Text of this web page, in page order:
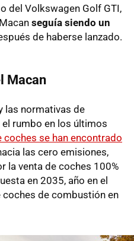
del Volkswagen Golf GTI,
seguía siendo un
de haberse lanzado.
Macan
las normativas de
rumbo en los últimos
coches se han encontrado
las cero emisiones,
la venta de coches 100%
en 2035, año en el
coches de combustión en